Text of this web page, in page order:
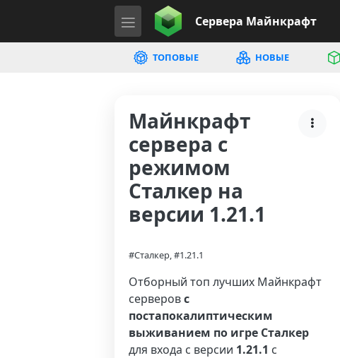
Сервера Майнкрафт
ТОПОВЫЕ НОВЫЕ
Майнкрафт
сервера с
режимом
Сталкер на
версии 1.21.1
#Сталкер, #1.21.1
Отборный топ лучших Майнкрафт
серверовс
постапокалиптическим
выживанием по игре Сталкер
для входа с версии 1.21.1 с